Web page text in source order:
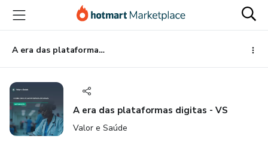
para
conteúdo
principal
para
pagamento
para
rodapé
A era das plataformas digitas - VS
A era das plataformas digitas - VS
Valor e Saúde